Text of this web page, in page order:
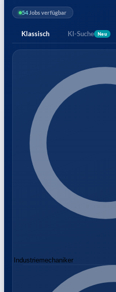
54Jobs verfügbar
Klassisch KI-Suche Neu